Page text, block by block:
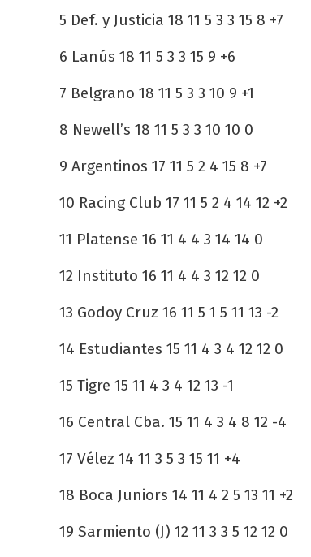
5 Def. y Justicia 18 11 5 3 3 15 8 +7
6 Lanús 18 11 5 3 3 15 9 +6
7 Belgrano 18 11 5 3 3 10 9 +1
8 Newell’s 18 11 5 3 3 10 10 0
9 Argentinos 17 11 5 2 4 15 8 +7
10 Racing Club 17 11 5 2 4 14 12 +2
11 Platense 16 11 4 4 3 14 14 0
12 Instituto 16 11 4 4 3 12 12 0
13 Godoy Cruz 16 11 5 1 5 11 13 -2
14 Estudiantes 15 11 4 3 4 12 12 0
15 Tigre 15 11 4 3 4 12 13 -1
16 Central Cba. 15 11 4 3 4 8 12 -4
17 Vélez 14 11 3 5 3 15 11 +4
18 Boca Juniors 14 11 4 2 5 13 11 +2
19 Sarmiento (J) 12 11 3 3 5 12 12 0